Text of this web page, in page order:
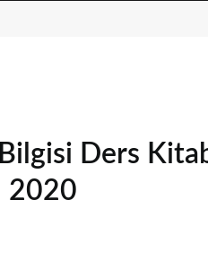
Ders
2020